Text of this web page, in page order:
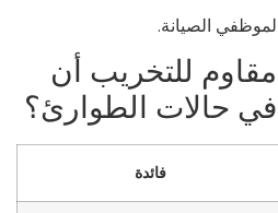
الصيانة.
للتخريب أن
حالات الطوارئ؟
فائدة